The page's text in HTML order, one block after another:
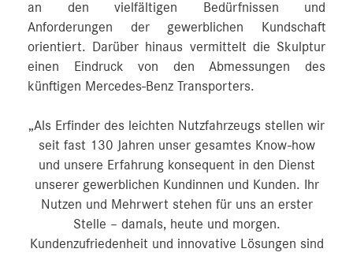
an den vielfältigen Bedürfnissen und
Anforderungen der gewerblichen Kundschaft
orientiert. Darüber hinaus vermittelt die Skulptur
einen Eindruck von den Abmessungen des
künftigen Mercedes‑Benz Transporters.
„Als Erfinder des leichten Nutzfahrzeugs stellen wir
seit fast 130 Jahren unser gesamtes Know-how
und unsere Erfahrung konsequent in den Dienst
unserer gewerblichen Kundinnen und Kunden. Ihr
Nutzen und Mehrwert stehen für uns an erster
Stelle – damals, heute und morgen.
Kundenzufriedenheit und innovative Lösungen sind